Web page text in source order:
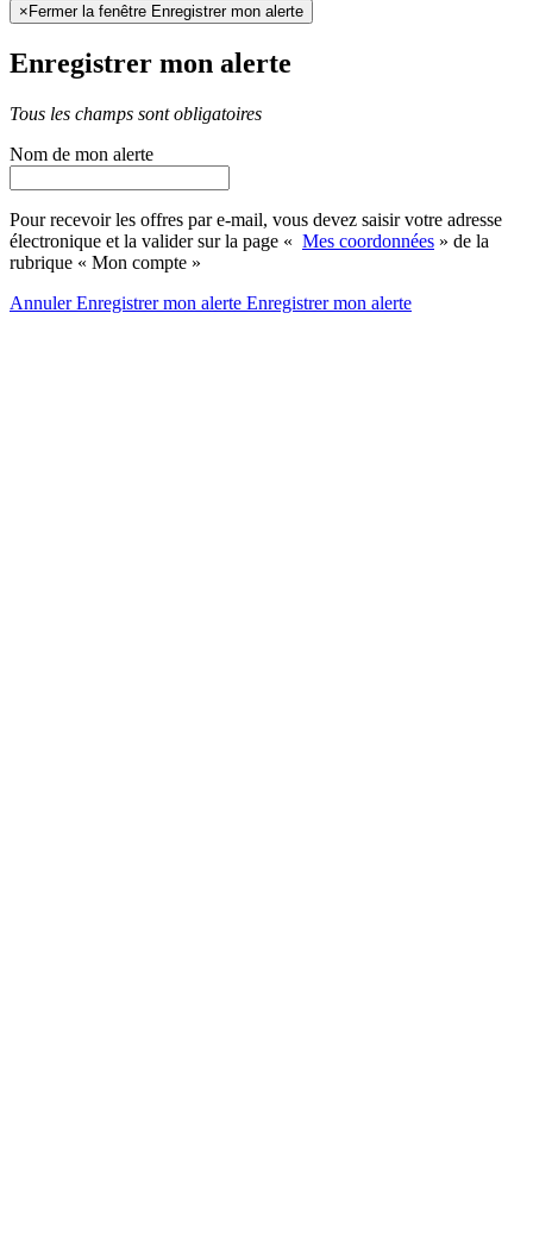
× Fermer la fenêtre Enregistrer mon alerte
Enregistrer mon alerte
Tous les champs sont obligatoires
Nom de mon alerte
Pour recevoir les offres par e-mail, vous devez saisir votre adresse
électronique et la valider sur la page « Mes coordonnées » de la
rubrique « Mon compte »
AnnulerEnregistrer mon alerte Enregistrermon alerte